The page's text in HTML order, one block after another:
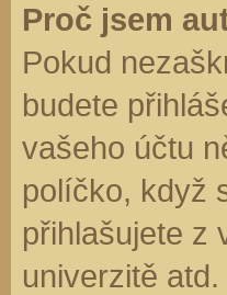
Proč jsem
Pokud
budete
vašeho účtu
políčko, když
přihlašujete z
univerzitě atd.